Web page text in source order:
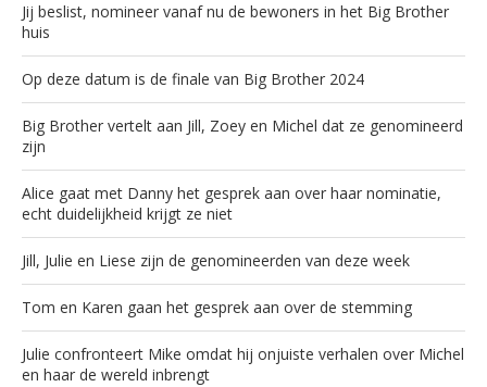
Jij beslist, nomineer vanaf nu de bewoners in het Big Brother
huis
Op deze datum is de finale van Big Brother 2024
Big Brother vertelt aan Jill, Zoey en Michel dat ze genomineerd
zijn
Alice gaat met Danny het gesprek aan over haar nominatie,
echt duidelijkheid krijgt ze niet
Jill, Julie en Liese zijn de genomineerden van deze week
Tom en Karen gaan het gesprek aan over de stemming
Julie confronteert Mike omdat hij onjuiste verhalen over Michel
en haar de wereld inbrengt